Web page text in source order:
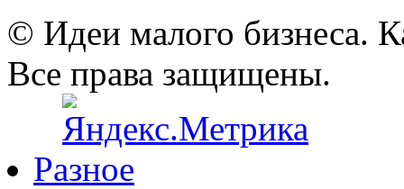
© Идеи малого бизнеса.
Все права защищены.
Разное